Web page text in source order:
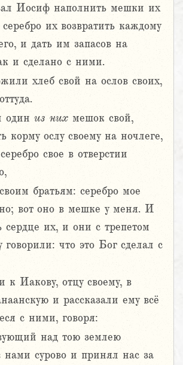
Иосиф наполнить мешки их
их возвратить каждому
и дать им запасов на
и сделано с ними.
хлеб свой на ослов своих,
один из них мешок свой,
корму ослу своему на ночлеге,
свое в отверстии
братьям: серебро мое
вот оно в мешке у меня. И
сердце их, и они с трепетом
говорили: что это Бог сделал с
Иакову, отцу своему, в
и рассказали ему всё
с ними, говоря:
над тою землею
нами сурово и принял нас за